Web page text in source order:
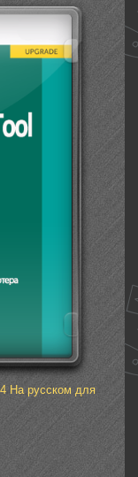
На русском для